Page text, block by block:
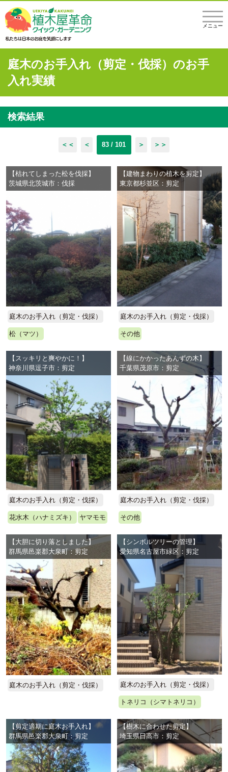
メニュー
庭木のお手入れ（剪定・伐採）のお手
入れ実績
検索結果
＜＜ ＜ 83 / 101 ＞ ＞＞
【枯れてしまった松を伐採】
茨城県北茨城市：伐採
庭木のお手入れ（剪定・伐採）
松（マツ）
【建物まわりの植木を剪定】
東京都杉並区：剪定
庭木のお手入れ（剪定・伐採）
その他
【スッキリと爽やかに！】
神奈川県逗子市：剪定
庭木のお手入れ（剪定・伐採）
花水木（ハナミズキ） ヤマモモ
【線にかかったあんずの木】
千葉県茂原市：剪定
庭木のお手入れ（剪定・伐採）
その他
【大胆に切り落としました】
群馬県邑楽郡大泉町：剪定
庭木のお手入れ（剪定・伐採）
【シンボルツリーの管理】
愛知県名古屋市緑区：剪定
庭木のお手入れ（剪定・伐採）
トネリコ（シマトネリコ）
【剪定適期に庭木お手入れ】
群馬県邑楽郡大泉町：剪定
【樹木に合わせた剪定】
埼玉県日高市：剪定